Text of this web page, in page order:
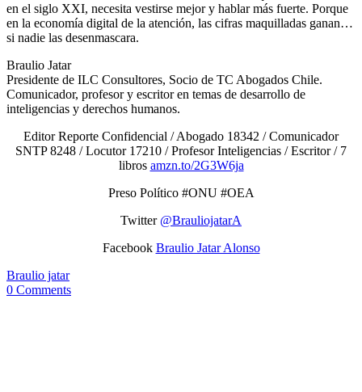
en el siglo XXI, necesita vestirse mejor y hablar más fuerte. Porque
en la economía digital de la atención, las cifras maquilladas ganan…
si nadie las desenmascara.
Braulio Jatar
Presidente de ILC Consultores, Socio de TC Abogados Chile.
Comunicador, profesor y escritor en temas de desarrollo de
inteligencias y derechos humanos.
Editor Reporte Confidencial / Abogado 18342 / Comunicador
SNTP 8248 / Locutor 17210 / Profesor Inteligencias / Escritor / 7
libros amzn.to/2G3W6ja
Preso Político #ONU #OEA
Twitter @BrauliojatarA
Facebook Braulio Jatar Alonso
Braulio jatar
0 Comments